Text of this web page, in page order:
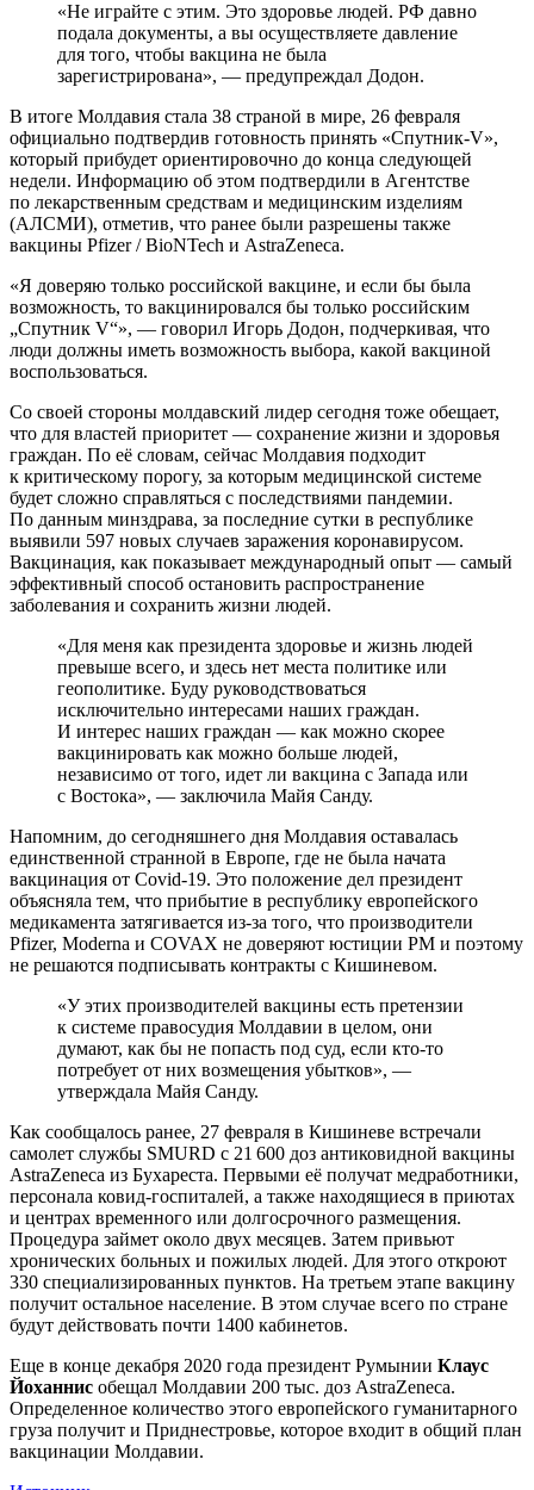
«Не играйте с этим. Это здоровье людей. РФ давно
подала документы, а вы осуществляете давление
для того, чтобы вакцина не была
зарегистрирована», — предупреждал Додон.
В итоге Молдавия стала 38 страной в мире, 26 февраля
официально подтвердив готовность принять «Спутник-V»,
который прибудет ориентировочно до конца следующей
недели. Информацию об этом подтвердили в Агентстве
по лекарственным средствам и медицинским изделиям
(АЛСМИ), отметив, что ранее были разрешены также
вакцины Pfizer / BioNTech и AstraZeneca.
«Я доверяю только российской вакцине, и если бы была
возможность, то вакцинировался бы только российским
„Спутник V“», — говорил Игорь Додон, подчеркивая, что
люди должны иметь возможность выбора, какой вакциной
воспользоваться.
Со своей стороны молдавский лидер сегодня тоже обещает,
что для властей приоритет — сохранение жизни и здоровья
граждан. По её словам, сейчас Молдавия подходит
к критическому порогу, за которым медицинской системе
будет сложно справляться с последствиями пандемии.
По данным минздрава, за последние сутки в республике
выявили 597 новых случаев заражения коронавирусом.
Вакцинация, как показывает международный опыт — самый
эффективный способ остановить распространение
заболевания и сохранить жизни людей.
«Для меня как президента здоровье и жизнь людей
превыше всего, и здесь нет места политике или
геополитике. Буду руководствоваться
исключительно интересами наших граждан.
И интерес наших граждан — как можно скорее
вакцинировать как можно больше людей,
независимо от того, идет ли вакцина с Запада или
с Востока», — заключила Майя Санду.
Напомним, до сегодняшнего дня Молдавия оставалась
единственной странной в Европе, где не была начата
вакцинация от Covid-19. Это положение дел президент
объясняла тем, что прибытие в республику европейского
медикамента затягивается из-за того, что производители
Pfizer, Moderna и COVAX не доверяют юстиции РМ и поэтому
не решаются подписывать контракты с Кишиневом.
«У этих производителей вакцины есть претензии
к системе правосудия Молдавии в целом, они
думают, как бы не попасть под суд, если кто-то
потребует от них возмещения убытков», —
утверждала Майя Санду.
Как сообщалось ранее, 27 февраля в Кишиневе встречали
самолет службы SMURD с 21 600 доз антиковидной вакцины
AstraZeneca из Бухареста. Первыми её получат медработники,
персонала ковид-госпиталей, а также находящиеся в приютах
и центрах временного или долгосрочного размещения.
Процедура займет около двух месяцев. Затем привьют
хронических больных и пожилых людей. Для этого откроют
330 специализированных пунктов. На третьем этапе вакцину
получит остальное население. В этом случае всего по стране
будут действовать почти 1400 кабинетов.
Еще в конце декабря 2020 года президент Румынии Клаус
Йоханнис обещал Молдавии 200 тыс. доз AstraZeneca.
Определенное количество этого европейского гуманитарного
груза получит и Приднестровье, которое входит в общий план
вакцинации Молдавии.